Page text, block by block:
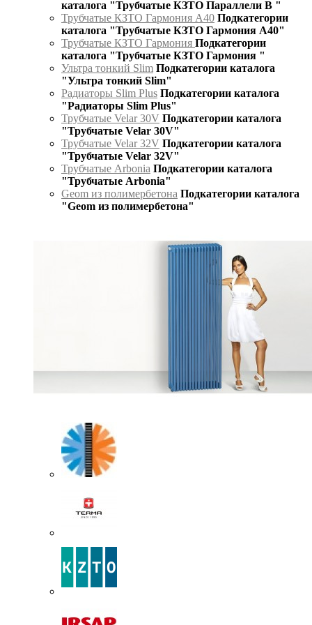
каталога "Трубчатые КЗТО Параллели В "
Трубчатые КЗТО Гармония А40 Подкатегории
каталога "Трубчатые КЗТО Гармония А40"
Трубчатые КЗТО Гармония Подкатегории
каталога "Трубчатые КЗТО Гармония "
Ультра тонкий Slim Подкатегории каталога
"Ультра тонкий Slim"
Радиаторы Slim Plus Подкатегории каталога
"Радиаторы Slim Plus"
Трубчатые Velar 30V Подкатегории каталога
"Трубчатые Velar 30V"
Трубчатые Velar 32V Подкатегории каталога
"Трубчатые Velar 32V"
Трубчатые Arbonia Подкатегории каталога
"Трубчатые Arbonia"
Geom из полимербетона Подкатегории каталога
"Geom из полимербетона"